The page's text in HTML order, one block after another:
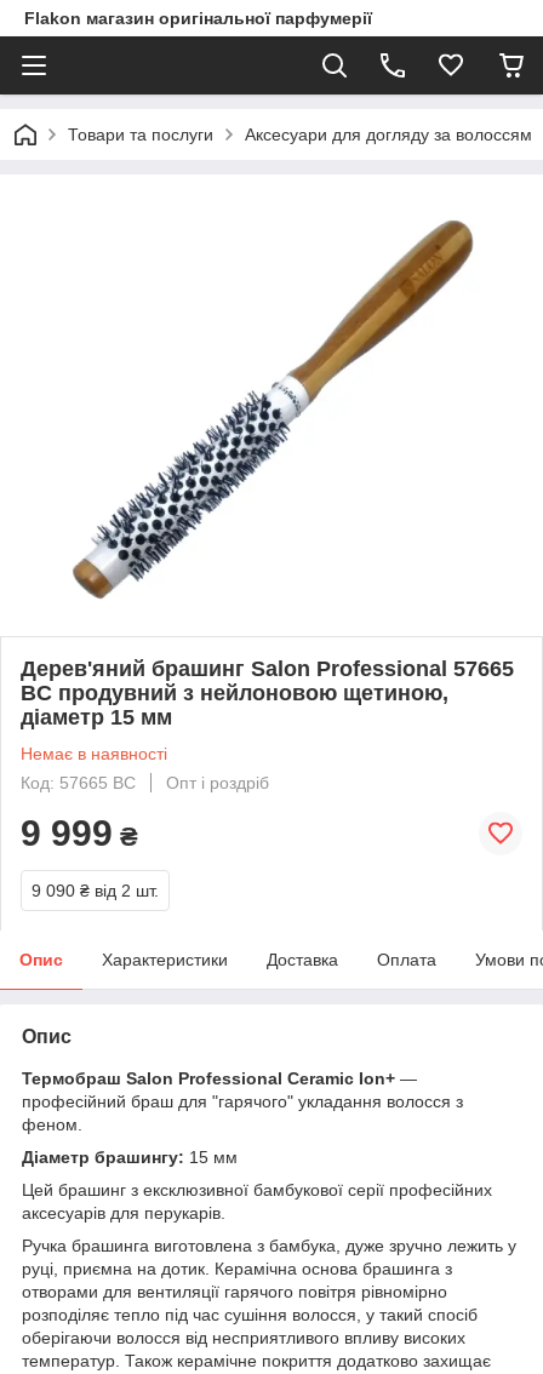
Flakon магазин оригінальної парфумерії
Товари та послуги Аксесуари для догляду за волоссям
Дерев'яний брашинг Salon Professional 57665
BC продувний з нейлоновою щетиною,
діаметр 15 мм
Немає в наявності
Код: 57665 BC
Опт і роздріб
9 999 ₴
9 090 ₴ від 2 шт.
Опис Характеристики Доставка Оплата Умови
Опис
Термобраш Salon Professional Ceramic Ion+ —
професійний браш для "гарячого" укладання волосся з
феном.
Діаметр брашингу: 15 мм
Цей брашинг з ексклюзивної бамбукової серії професійних
аксесуарів для перукарів.
Ручка брашинга виготовлена з бамбука, дуже зручно лежить у
руці, приємна на дотик. Керамічна основа брашинга з
отворами для вентиляції гарячого повітря рівномірно
розподіляє тепло під час сушіння волосся, у такий спосіб
оберігаючи волосся від несприятливого впливу високих
температур. Також керамічне покриття додатково захищає